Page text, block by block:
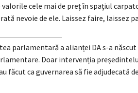
valorile cele mai de preț în spațiul
nevoie de ele. Laissez faire, laissez
parlamentară a alianței DA s-a
Doar intervenția
făcut ca guvernarea să fie adjudecată